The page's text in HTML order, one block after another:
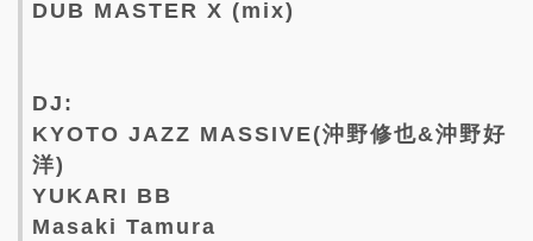
DUB MASTER X (mix)
DJ:
KYOTO JAZZ MASSIVE(沖野修也&沖野好
洋)
YUKARI BB
Masaki Tamura